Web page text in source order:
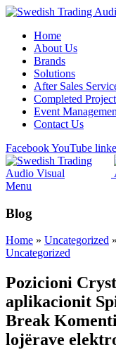
Home
About Us
Brands
Solutions
After Sales
Completed
Event
Contact Us
FacebookYouTube
Menu
Blog
Home » Uncategorized »
Uncategorized
Pozicioni
aplikacionit
Break
lojërave